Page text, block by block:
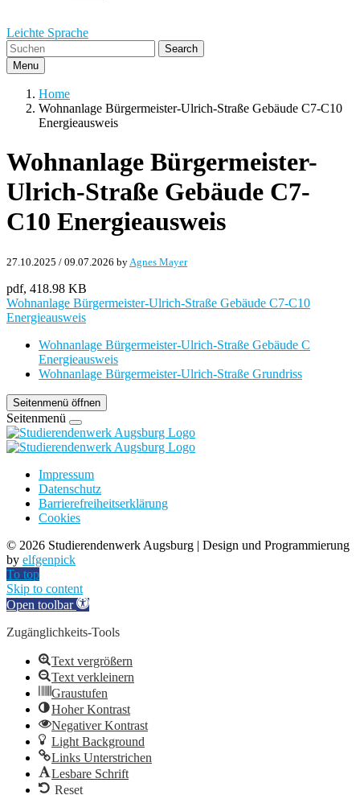
Leichte Sprache
Search
Menu
Home
Wohnanlage Bürgermeister-Ulrich-Straße Gebäude C7-C10
Energieausweis
Wohnanlage Bürgermeister-
Ulrich-Straße Gebäude C7-
C10 Energieausweis
27.10.2025 / 09.07.2026 by Agnes Mayer
pdf, 418.98 KB
Wohnanlage Bürgermeister-Ulrich-Straße Gebäude C7-C10
Energieausweis
Wohnanlage Bürgermeister-Ulrich-Straße Gebäude C
Energieausweis
Wohnanlage Bürgermeister-Ulrich-Straße Grundriss
Seitenmenü öffnen
Seitenmenü
Impressum
Datenschutz
Barrierefreiheitserklärung
Cookies
© 2026 Studierendenwerk Augsburg | Design und Programmierung
by elfgenpick
To top
Skip to content
Open toolbar
Zugänglichkeits-Tools
Text vergrößern
Text verkleinern
Graustufen
Hoher Kontrast
Negativer Kontrast
Light Background
Links Unterstrichen
Lesbare Schrift
Reset